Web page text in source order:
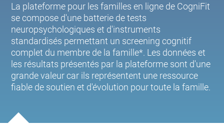
La plateforme pour les familles en ligne de CogniFit
se compose d'une batterie de tests
neuropsychologiques et d'instruments
standardisés permettant un screening cognitif
complet du membre de la famille*. Les données et
les résultats présentés par la plateforme sont d'une
grande valeur car ils représentent une ressource
fiable de soutien et d'évolution pour toute la famille.